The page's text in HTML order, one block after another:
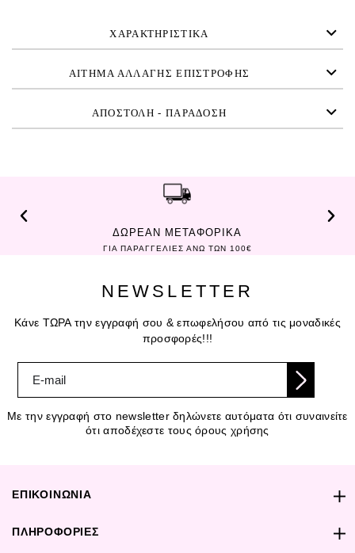
ΧΑΡΑΚΤΗΡΙΣΤΙΚΑ
ΑΙΤΗΜΑ ΑΛΛΑΓΗΣ ΕΠΙΣΤΡΟΦΗΣ
ΑΠΟΣΤΟΛΗ - ΠΑΡΑΔΟΣΗ
ΔΩΡΕΑΝ ΜΕΤΑΦΟΡΙΚΑ
ΓΙΑ ΠΑΡΑΓΓΕΛΙΕΣ ΑΝΩ ΤΩΝ 100€
NEWSLETTER
Κάνε ΤΩΡΑ την εγγραφή σου & επωφελήσου από τις μοναδικές
προσφορές!!!
Με την εγγραφή στο newsletter δηλώνετε αυτόματα ότι συναινείτε
ότι αποδέχεστε τους όρους χρήσης
ΕΠΙΚΟΙΝΩΝΙΑ
ΠΛΗΡΟΦΟΡΙΕΣ